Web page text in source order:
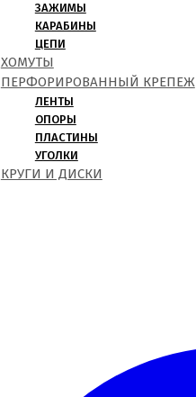
ЗАЖИМЫ
КАРАБИНЫ
ЦЕПИ
ХОМУТЫ
ПЕРФОРИРОВАННЫЙ КРЕПЕЖ
ЛЕНТЫ
ОПОРЫ
ПЛАСТИНЫ
УГОЛКИ
КРУГИ И ДИСКИ